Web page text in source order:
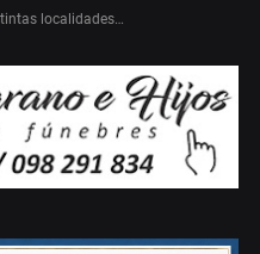
localidades…